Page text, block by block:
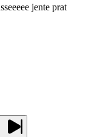
jente prat